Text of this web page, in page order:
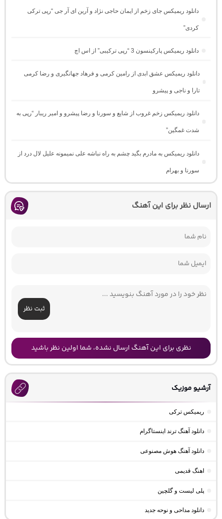
دانلود ریمیکس جای زخم از ایمان حاجی نژاد و آرین ای آر جی “رپی ترکی
کردی”
دانلود ریمیکس پارکینسون 3 “رپی ترکیبی” از اس اچ
دانلود ریمیکس عشق ابدی از رامین کرمی و فرهاد جهانگیری و رضا کرمی
تارا و ناجی و پیشرو
دانلود ریمیکس زخم غروب از شایع و سورنا و رضا پیشرو و امیر ریبار “رپی به
شدت غمگین”
دانلود ریمیکس به مادرم بگید چشم به راه نباشه علی نمیمونه علیل لال درد از
سورنا و بهرام
ارسال نظر برای این آهنگ
ثبت نظر
نظری برای این آهنگ ارسال نشده، شما اولین نظر باشید
آرشیو موزیک
ریمیکس ترکی
دانلود آهنگ ترند اینستاگرام
دانلود آهنگ هوش مصنوعی
اهنگ قدیمی
پلی لیست و گلچین
دانلود مداحی و نوحه جدید